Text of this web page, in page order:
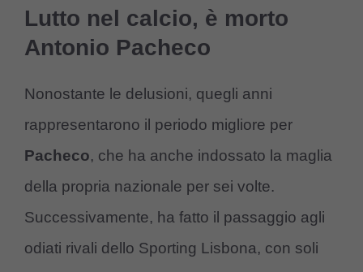
Lutto nel calcio, è morto
Antonio Pacheco
Nonostante le delusioni, quegli anni
rappresentarono il periodo migliore per
Pacheco, che ha anche indossato la maglia
della propria nazionale per sei volte.
Successivamente, ha fatto il passaggio agli
odiati rivali dello Sporting Lisbona, con soli